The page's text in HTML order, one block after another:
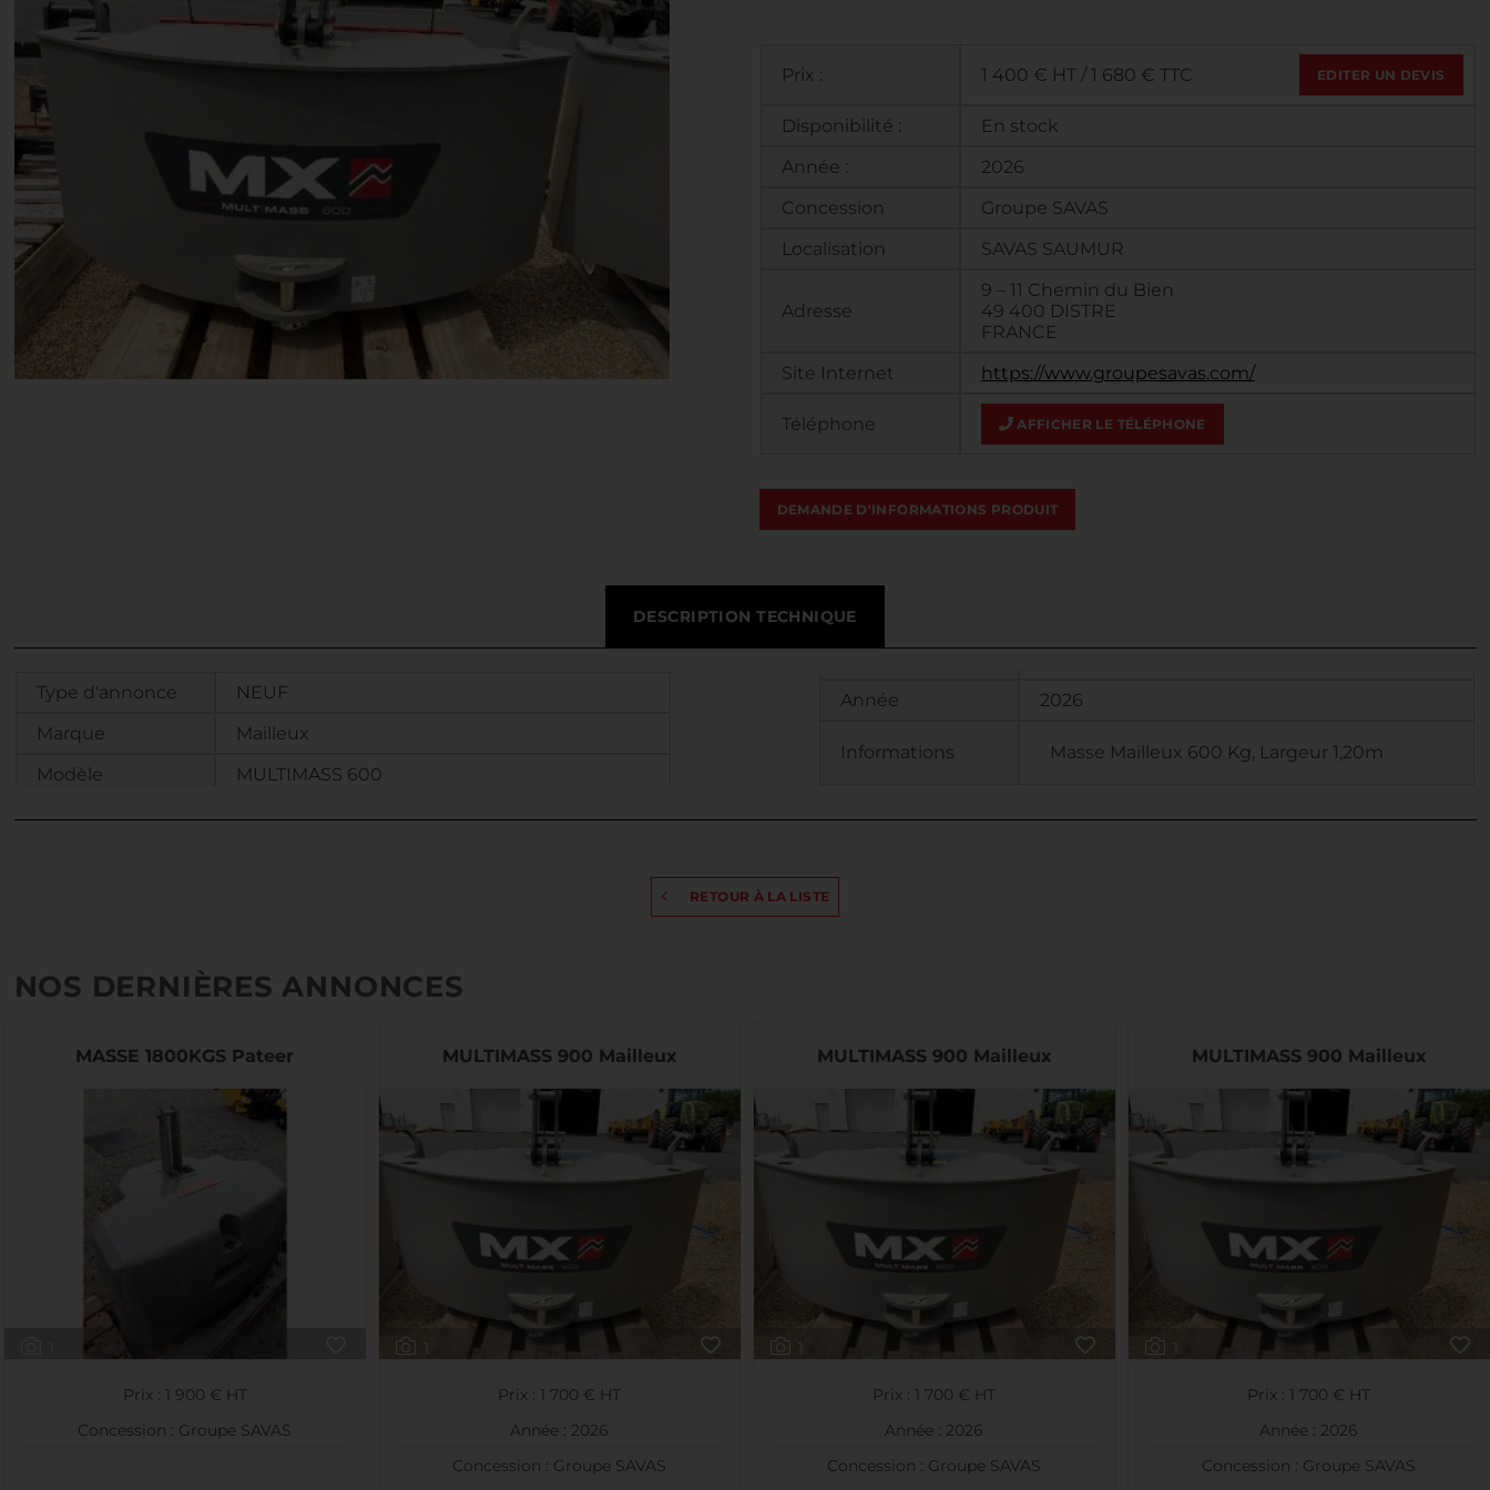
Prix : 1 400 € HT / 1 680 € TTC EDITER UN DEVIS
Disponibilité :
En stock
Année :
2026
Concession
Groupe SAVAS
Localisation
SAVAS SAUMUR
Adresse
9 – 11 Chemin du Bien
49 400 DISTRE
FRANCE
Site Internet
https://www.groupesavas.com/
Téléphone AFFICHER LE TÉLÉPHONE
DEMANDE D'INFORMATIONS PRODUIT
DESCRIPTION TECHNIQUE
Type d'annonce
NEUF
Marque
Mailleux
Modèle
MULTIMASS 600
Année 2026
Informations Masse Mailleux 600 Kg, Largeur 1,20m
RETOUR À LA LISTE
NOS DERNIÈRES ANNONCES
MASSE 1800KGS Pateer
Prix : 1 900 € HT
Concession : Groupe SAVAS
MULTIMASS 900 Mailleux
1
Prix : 1 700 € HT
Année : 2026
Concession : Groupe SAVAS
MULTIMASS 900 Mailleux
1
Prix : 1 700 € HT
Année : 2026
Concession : Groupe SAVAS
MULTIMASS 900 Mailleux
1
Prix : 1 700 € HT
Année : 2026
Concession : Groupe SAVAS